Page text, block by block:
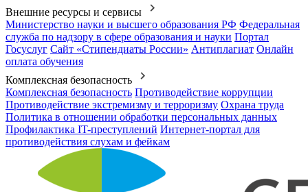
Внешние ресурсы и сервисы
Министерство науки и высшего образования РФ Федеральная
служба по надзору в сфере образования и науки Портал
Госуслуг Сайт «Стипендиаты России» Антиплагиат Онлайн
оплата обучения
Комплексная безопасность
Комплексная безопасность Противодействие коррупции
Противодействие экстремизму и терроризму Охрана труда
Политика в отношении обработки персональных данных
Профилактика IT-преступлений Интернет-портал для
противодействия слухам и фейкам